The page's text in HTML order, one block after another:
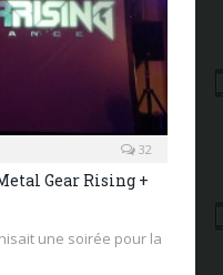
32
Gear Rising +
une soirée pour la